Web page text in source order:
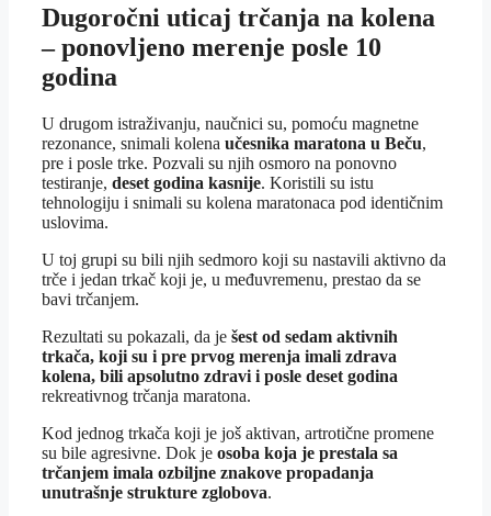
Dugoročni uticaj trčanja na kolena
– ponovljeno merenje posle 10
godina
U drugom istraživanju, naučnici su, pomoću magnetne
rezonance, snimali kolena učesnika maratona u Beču,
pre i posle trke. Pozvali su njih osmoro na ponovno
testiranje, deset godina kasnije. Koristili su istu
tehnologiju i snimali su kolena maratonaca pod identičnim
uslovima.
U toj grupi su bili njih sedmoro koji su nastavili aktivno da
trče i jedan trkač koji je, u međuvremenu, prestao da se
bavi trčanjem.
Rezultati su pokazali, da je šest od sedam aktivnih
trkača, koji su i pre prvog merenja imali zdrava
kolena, bili apsolutno zdravi i posle deset godina
rekreativnog trčanja maratona.
Kod jednog trkača koji je još aktivan, artrotične promene
su bile agresivne. Dok je osoba koja je prestala sa
trčanjem imala ozbiljne znakove propadanja
unutrašnje strukture zglobova.